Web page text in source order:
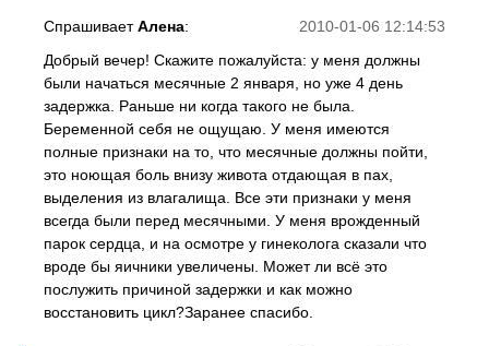
2010-01-06 12:14:53
СпрашиваетАлена:
Добрый вечер! Скажите пожалуйста: у меня должны
были начаться месячные 2 января, но уже 4 день
задержка. Раньше ни когда такого не была.
Беременной себя не ощущаю. У меня имеются
полные признаки на то, что месячные должны пойти,
это ноющая боль внизу живота отдающая в пах,
выделения из влагалища. Все эти признаки у меня
всегда были перед месячными. У меня врожденный
парок сердца, и на осмотре у гинеколога сказали что
вроде бы яичники увеличены. Может ли всё это
послужить причиной задержки и как можно
восстановить цикл?Заранее спасибо.